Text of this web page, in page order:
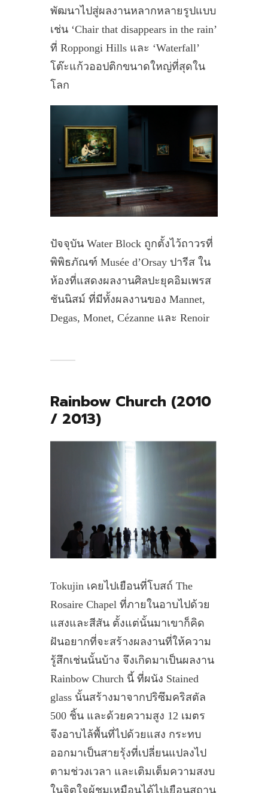
พัฒนาไปสู่ผลงานหลากหลายรูปแบบ
เช่น ‘Chair that disappears in the rain’
ที่ Roppongi Hills และ ‘Waterfall’
โต๊ะแก้วออปติกขนาดใหญ่ที่สุดใน
โลก
ปัจจุบัน Water Block ถูกตั้งไว้ถาวรที่
พิพิธภัณฑ์ Musée d’Orsay ปารีส ใน
ห้องที่แสดงผลงานศิลปะยุคอิมเพรส
ชันนิสม์ ที่มีทั้งผลงานของ Mannet,
Degas, Monet, Cézanne และ Renoir
Rainbow Church (2010
/ 2013)
Tokujin เคยไปเยือนที่โบสถ์ The
Rosaire Chapel ที่ภายในอาบไปด้วย
แสงและสีสัน ตั้งแต่นั้นมาเขาก็คิด
ฝันอยากที่จะสร้างผลงานที่ให้ความ
รู้สึกเช่นนั้นบ้าง จึงเกิดมาเป็นผลงาน
Rainbow Church นี้ ที่ผนัง Stained
glass นั้นสร้างมาจากปริซึมคริสตัล
500 ชิ้น และด้วยความสูง 12 เมตร
จึงอาบไล้พื้นที่ไปด้วยแสง กระทบ
ออกมาเป็นสายรุ้งที่เปลี่ยนแปลงไป
ตามช่วงเวลา และเติมเต็มความสงบ
ในจิตใจผู้ชมเหมือนได้ไปเยือนสถาน